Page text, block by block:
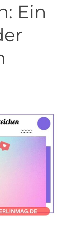
Ein